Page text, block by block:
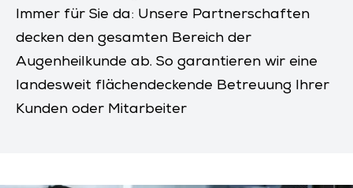
Immer für Sie da: Unsere Partnerschaften
decken den gesamten Bereich der
Augenheilkunde ab. So garantieren wir eine
landesweit flächendeckende Betreuung Ihrer
Kunden oder Mitarbeiter